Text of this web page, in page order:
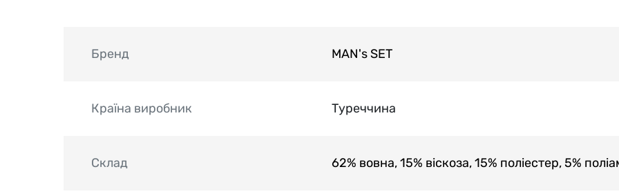
Бренд MAN's SET
Країна виробник Туреччина
Склад 62% вовна, 15% віскоза, 15% поліестер, 5%